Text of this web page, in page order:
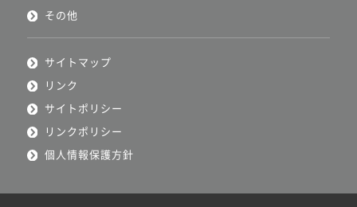
その他
サイトマップ
リンク
サイトポリシー
リンクポリシー
個人情報保護方針